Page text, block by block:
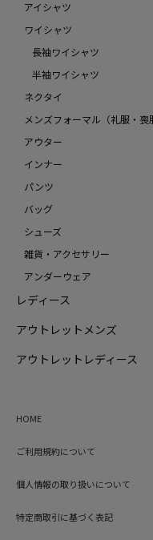
アイシャツ
ワイシャツ
長袖ワイシャツ
半袖ワイシャツ
ネクタイ
メンズフォーマル（礼服・喪
アウター
インナー
パンツ
バッグ
シューズ
雑貨・アクセサリー
アンダーウェア
レディース
アウトレットメンズ
アウトレットレディース
HOME
ご利用規約について
個人情報の取り扱いについて
特定商取引に基づく表記